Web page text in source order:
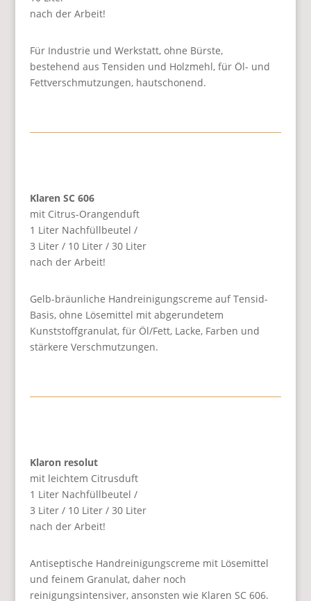
nach der Arbeit!
Für Industrie und Werkstatt, ohne Bürste,
bestehend aus Tensiden und Holzmehl, für Öl- und
Fettverschmutzungen, hautschonend.
Klaren SC 606
mit Citrus-Orangenduft
1 Liter Nachfüllbeutel /
3 Liter / 10 Liter / 30 Liter
nach der Arbeit!
Gelb-bräunliche Handreinigungscreme auf Tensid-
Basis, ohne Lösemittel mit abgerundetem
Kunststoffgranulat, für Öl/Fett, Lacke, Farben und
stärkere Verschmutzungen.
Klaron resolut
mit leichtem Citrusduft
1 Liter Nachfüllbeutel /
3 Liter / 10 Liter / 30 Liter
nach der Arbeit!
Antiseptische Handreinigungscreme mit Lösemittel
und feinem Granulat, daher noch
reinigungsintensiver, ansonsten wie Klaren SC 606.